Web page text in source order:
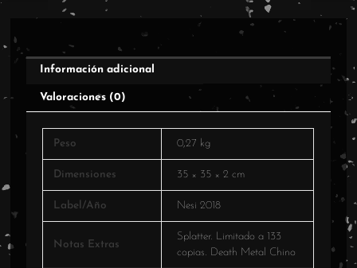
Información adicional
Valoraciones (0)
Peso 0,27 kg
Dimensiones 35 × 35 × 2 cm
Label/Año Nesi 2018
Notas Extras
Splatter. Limitado a 133
copias. Death Metal Chino